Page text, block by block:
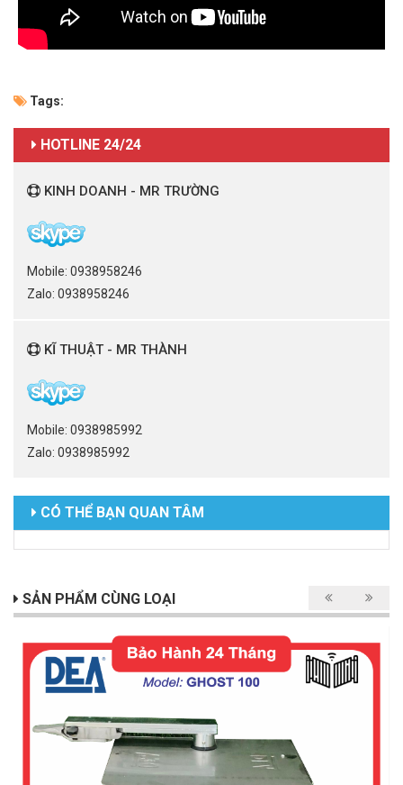
Tags:
HOTLINE 24/24
KINH DOANH - MR TRƯỜNG
Mobile: 0938958246
Zalo: 0938958246
KĨ THUẬT - MR THÀNH
Mobile: 0938985992
Zalo: 0938985992
CÓ THỂ BẠN QUAN TÂM
SẢN PHẨM CÙNG LOẠI